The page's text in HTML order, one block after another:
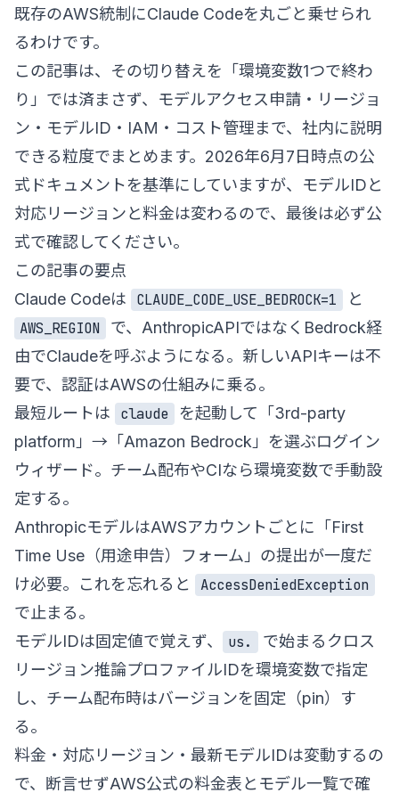
既存のAWS統制にClaude Codeを丸ごと乗せられ
るわけです。
この記事は、その切り替えを「環境変数1つで終わ
り」では済まさず、モデルアクセス申請・リージョ
ン・モデルID・IAM・コスト管理まで、社内に説明
できる粒度でまとめます。2026年6月7日時点の公
式ドキュメントを基準にしていますが、モデルIDと
対応リージョンと料金は変わるので、最後は必ず公
式で確認してください。
この記事の要点
Claude Codeは
CLAUDE_CODE_USE_BEDROCK=1
と
AWS_REGION
で、AnthropicAPIではなくBedrock経
由でClaudeを呼ぶようになる。新しいAPIキーは不
要で、認証はAWSの仕組みに乗る。
最短ルートは
claude
を起動して「3rd-party
platform」→「Amazon Bedrock」を選ぶログイン
ウィザード。チーム配布やCIなら環境変数で手動設
定する。
AnthropicモデルはAWSアカウントごとに「First
Time Use（用途申告）フォーム」の提出が一度だ
け必要。これを忘れると
AccessDeniedException
で止まる。
モデルIDは固定値で覚えず、
us.
で始まるクロス
リージョン推論プロファイルIDを環境変数で指定
し、チーム配布時はバージョンを固定（pin）す
る。
料金・対応リージョン・最新モデルIDは変動するの
で、断言せずAWS公式の料金表とモデル一覧で確